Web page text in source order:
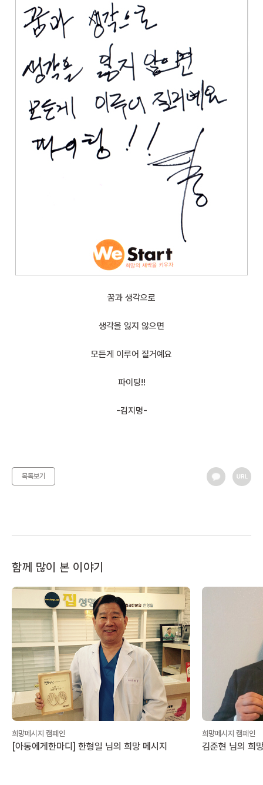
꿈과 생각으로
생각을 잃지 않으면
모든게 이루어 질거예요
파이팅!!
-김지명-
목록보기
함께 많이 본 이야기
희망메시지 캠페인
[아동에게한마디] 한형일 님의 희망 메시지
희망메시지 캠페인
김준현 님의 희